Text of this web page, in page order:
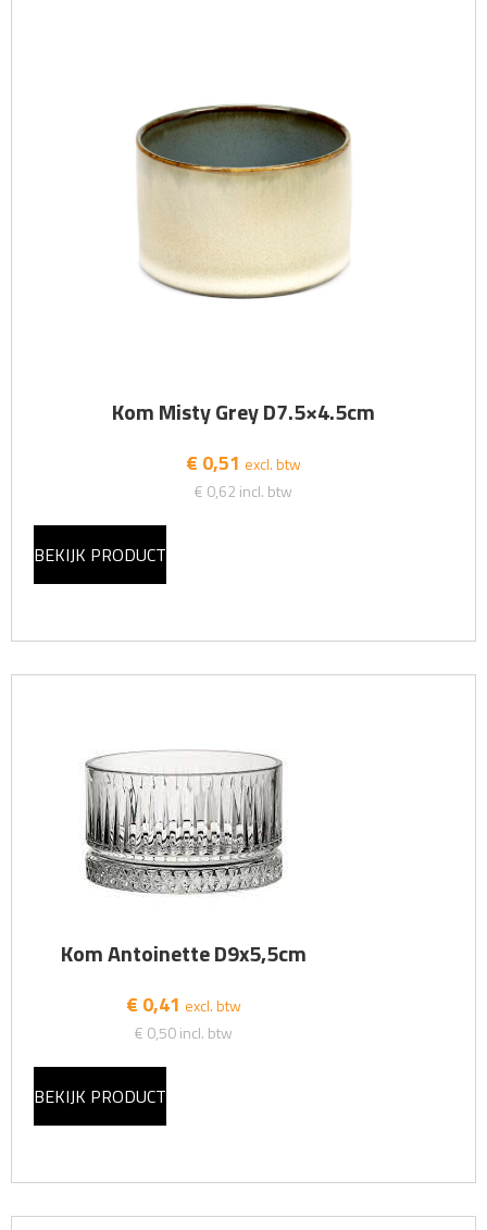
Kom Misty Grey D7.5×4.5cm
€ 0,51 excl. btw
€ 0,62 incl. btw
BEKIJK PRODUCT
Kom Antoinette D9x5,5cm
€ 0,41 excl. btw
€ 0,50incl. btw
BEKIJK PRODUCT